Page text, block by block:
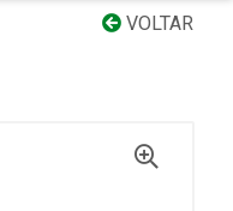
VOLTAR